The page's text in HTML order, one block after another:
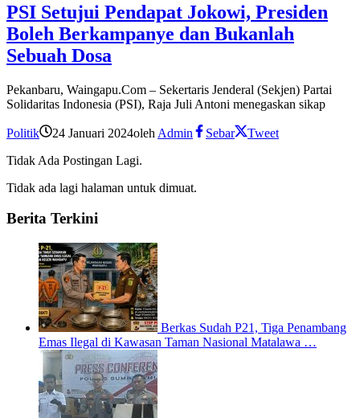
PSI Setujui Pendapat Jokowi, Presiden
Boleh Berkampanye dan Bukanlah
Sebuah Dosa
Pekanbaru, Waingapu.Com – Sekertaris Jenderal (Sekjen) Partai
Solidaritas Indonesia (PSI), Raja Juli Antoni menegaskan sikap
Politik 24 Januari 2024oleh Admin Sebar
Tweet
Tidak Ada Postingan Lagi.
Tidak ada lagi halaman untuk dimuat.
Berita Terkini
Berkas Sudah P21, Tiga Penambang
Emas Ilegal di Kawasan Taman Nasional Matalawa …